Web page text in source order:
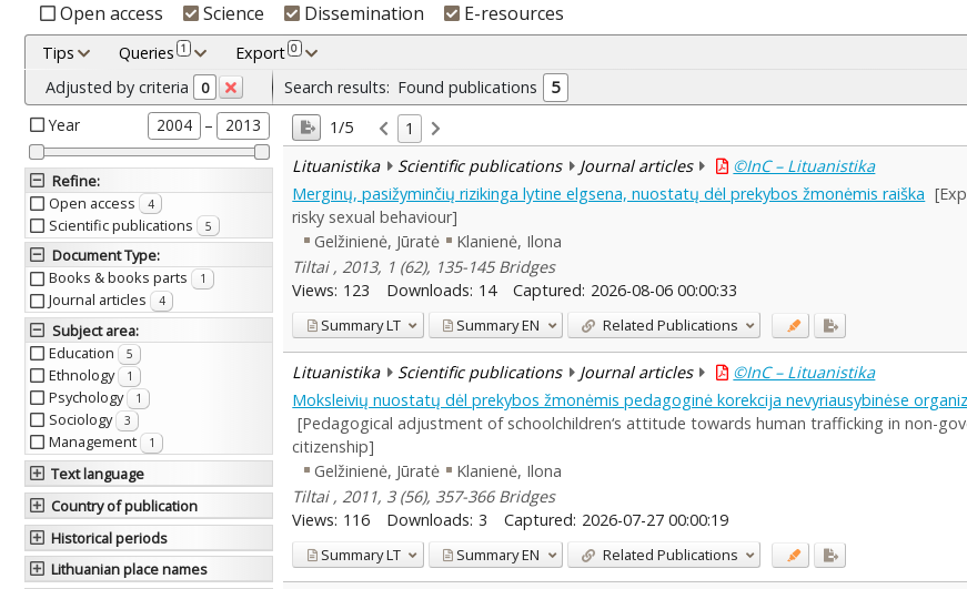
Open access Science Dissemination E-resources
Tips Queries 1 Export 0
Adjusted by criteria 0
Year 2004 – 2013
Refine:
Open access
4
Scientific publications 5
Document Type:
Books & books parts
1
Journal articles 4
Subject area:
Education
5
Ethnology 1
Psychology 1
Sociology 3
Management 1
Text language
Country of publication
Historical periods
Lithuanian place names
Search results: Found publications
5
1/5
1
Lituanistika
Scientific publications Journal articles ©InC – Lituanistika
Merginų, pasižyminčių rizikinga lytine elgsena, nuostatų dėl prekybos žmonėmis raiška
risky sexual behaviour]
Gelžinienė, Jūratė
Klanienė, Ilona
Tiltai , 2013, 1 (62), 135-145 Bridges
Views: 123 Downloads: 14 Captured: 2026-08-06 00:00:33
SummaryLT SummaryEN Related Publications
Lituanistika Scientific publications Journal articles ©InC – Lituanistika
Moksleivių nuostatų dėl prekybos žmonėmis pedagoginė korekcija nevyriausybinėse
[Pedagogical adjustment of schoolchildren‘s attitude towards human trafficking in non-
citizenship]
Gelžinienė, Jūratė
Klanienė, Ilona
Tiltai , 2011, 3 (56), 357-366 Bridges
Views: 116 Downloads: 3 Captured: 2026-07-27 00:00:19
SummaryLT SummaryEN Related Publications